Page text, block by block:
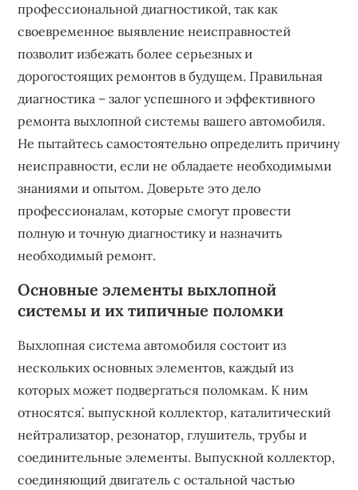
профессиональной диагностикой, так как
своевременное выявление неисправностей
позволит избежать более серьезных и
дорогостоящих ремонтов в будущем. Правильная
диагностика – залог успешного и эффективного
ремонта выхлопной системы вашего автомобиля.
Не пытайтесь самостоятельно определить причину
неисправности, если не обладаете необходимыми
знаниями и опытом. Доверьте это дело
профессионалам, которые смогут провести
полную и точную диагностику и назначить
необходимый ремонт.
Основные элементы выхлопной
системы и их типичные поломки
Выхлопная система автомобиля состоит из
нескольких основных элементов, каждый из
которых может подвергаться поломкам. К ним
относятся⁚ выпускной коллектор, каталитический
нейтрализатор, резонатор, глушитель, трубы и
соединительные элементы. Выпускной коллектор,
соединяющий двигатель с остальной частью